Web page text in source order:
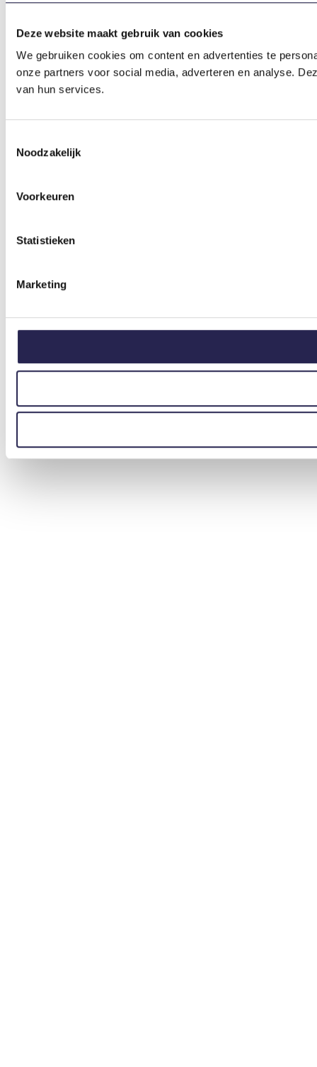
Deze website maakt gebruik van cookies
We gebruiken cookies om content en advertenties te
onze partners voor social media, adverteren en analyse.
van hun services.
Noodzakelijk
Voorkeuren
Statistieken
Marketing